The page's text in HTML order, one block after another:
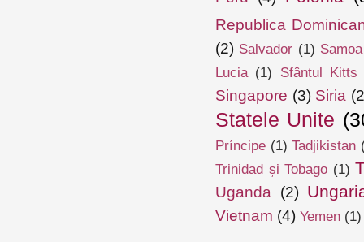
Republica
(2) Salvador (1) Samoa
Lucia (1) Sfântul
Singapore (3) Siria
Statele Unite
Príncipe (1) Tadjikistan
Trinidad și Tobago (1)
Uganda (2)
Vietnam (4) Yemen (1)